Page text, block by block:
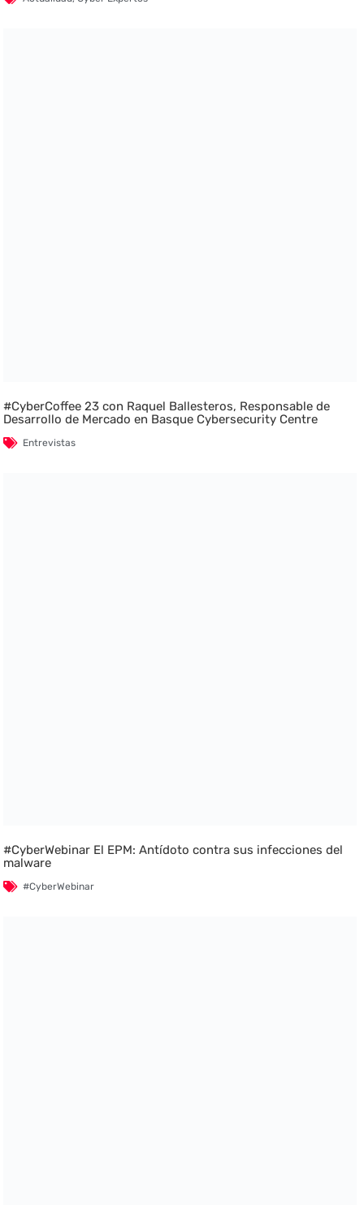
#CyberCoffee 23 con Raquel Ballesteros, Responsable de
Desarrollo de Mercado en Basque Cybersecurity Centre
Entrevistas
#CyberWebinar El EPM: Antídoto contra sus infecciones del
malware
#CyberWebinar